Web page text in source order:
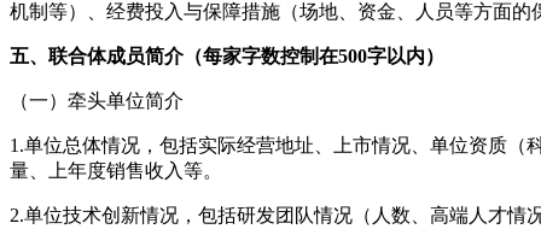
机制等）、经费投入与保障措施（场地、资金、人员等方面的
五、联合体成员简介（每家字数控制在500字以内）
（一）牵头单位简介
1.单位总体情况，包括实际经营地址、上市情况、单位资质（
量、上年度销售收入等。
2.单位技术创新情况，包括研发团队情况（人数、高端人才情